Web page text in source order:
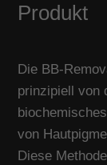
Produkt
Die BB-
prinzipiell von
von
Diese